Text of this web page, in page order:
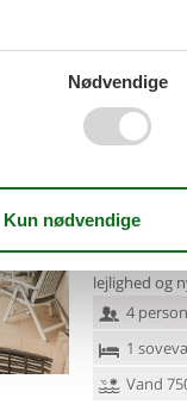
1
Vand 60
lejlighed og
4
1
Vand
Nødvendige